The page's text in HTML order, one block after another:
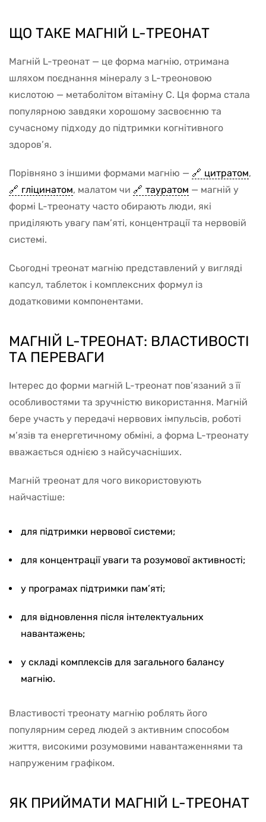
ЩО ТАКЕ МАГНІЙ L-ТРЕОНАТ
Магній L-треонат — це форма магнію, отримана
шляхом поєднання мінералу з L-треоновою
кислотою — метаболітом вітаміну C. Ця форма стала
популярною завдяки хорошому засвоєнню та
сучасному підходу до підтримки когнітивного
здоров’я.
Порівняно з іншими формами магнію — цитратом,
гліцинатом, малатом чи тауратом — магній у
формі L-треонату часто обирають люди, які
приділяють увагу пам’яті, концентрації та нервовій
системі.
Сьогодні треонат магнію представлений у вигляді
капсул, таблеток і комплексних формул із
додатковими компонентами.
МАГНІЙ L-ТРЕОНАТ: ВЛАСТИВОСТІ
ТА ПЕРЕВАГИ
Інтерес до форми магній L-треонат пов’язаний з її
особливостями та зручністю використання. Магній
бере участь у передачі нервових імпульсів, роботі
м’язів та енергетичному обміні, а форма L-треонату
вважається однією з найсучасніших.
Магній треонат для чого використовують
найчастіше:
для підтримки нервової системи;
для концентрації уваги та розумової активності;
у програмах підтримки пам’яті;
для відновлення після інтелектуальних
навантажень;
у складі комплексів для загального балансу
магнію.
Властивості треонату магнію роблять його
популярним серед людей з активним способом
життя, високими розумовими навантаженнями та
напруженим графіком.
ЯК ПРИЙМАТИ МАГНІЙ L-ТРЕОНАТ